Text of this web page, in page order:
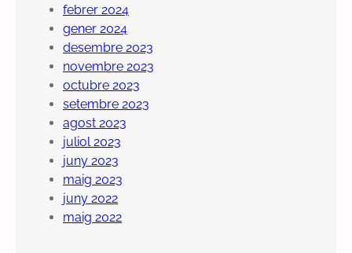
febrer 2024
gener 2024
desembre 2023
novembre 2023
octubre 2023
setembre 2023
agost 2023
juliol 2023
juny 2023
maig 2023
juny 2022
maig 2022